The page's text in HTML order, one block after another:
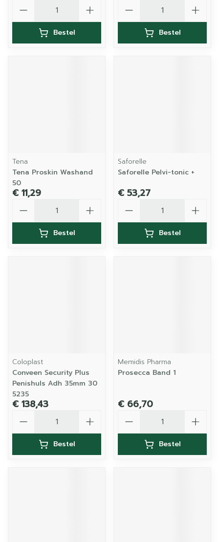
Bestel Bestel
Tena
Tena Proskin Washand
50
€ 11,29
Bestel
Saforelle
Saforelle Pelvi-tonic +
€ 53,27
Bestel
Coloplast
Conveen Security Plus
Penishuls Adh 35mm 30
5235
€ 138,43
Bestel
Memidis Pharma
Prosecca Band 1
€ 66,70
Bestel